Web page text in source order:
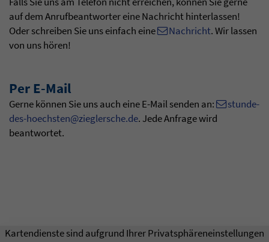
auf dem Anrufbeantworter eine Nachricht hinterlassen!
Oder schreiben Sie uns einfach eine
Nachricht. Wir lassen
von uns hören!
Per E-Mail
Gerne können Sie uns auch eine E-Mail senden an:
stunde-
des-hoechsten@zieglersche.de. Jede Anfrage wird
beantwortet.
Kartendienste sind aufgrund Ihrer Privatsphäreneinstellungen